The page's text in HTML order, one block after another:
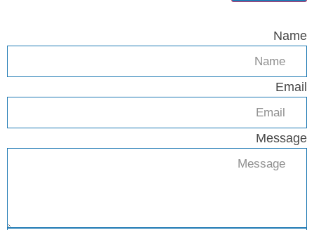
Name
Email
Message